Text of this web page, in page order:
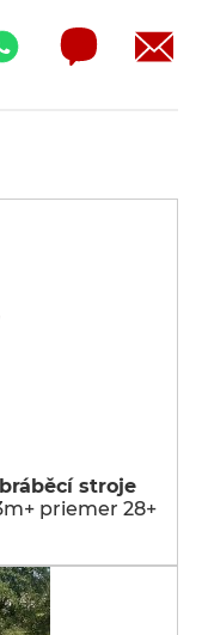
stroje
priemer 28+